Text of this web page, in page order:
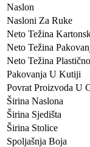
Naslon
Nasloni Za Ruke
Neto Težina
Neto Težina
Neto Težina
Pakovanja U Kutiji
Povrat Proizvoda U
Širina Naslona
Širina Sjedišta
Širina Stolice
Spoljašnja Boja